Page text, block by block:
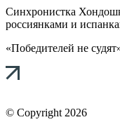
Синхронистка
россиянками и
«Победителей не
© Copyright 2026